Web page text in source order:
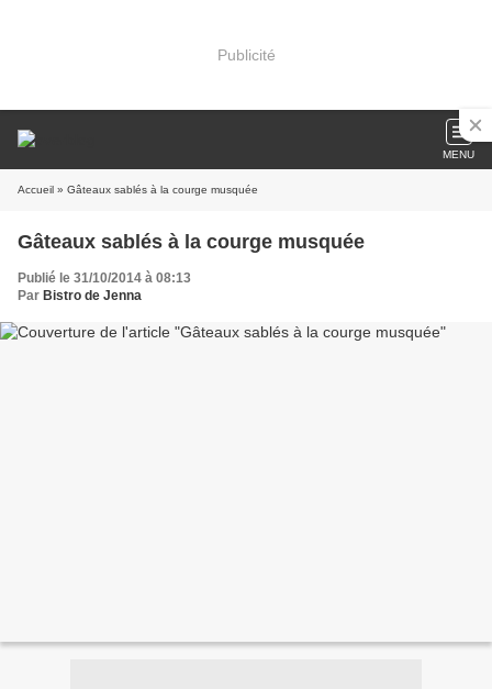
Publicité
MENU
Accueil » Gâteaux sablés à la courge musquée
Gâteaux sablés à la courge musquée
Publié le 31/10/2014 à 08:13
Par Bistro de Jenna